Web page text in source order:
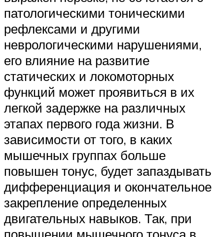
патологическими тоническими
рефлексами и другими
неврологическими нарушениями,
его влияние на развитие
статических и локомоторных
функций может проявиться в их
легкой задержке на различных
этапах первого года жизни. В
зависимости от того, в каких
мышечных группах больше
повышен тонус, будет запаздывать
дифференциация и окончательное
закрепление определенных
двигательных навыков. Так, при